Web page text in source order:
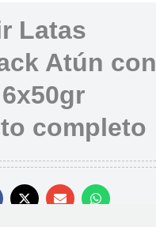
Latas
Atún con
completo